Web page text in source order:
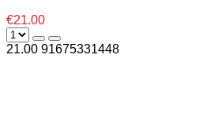
€21.00
21.00 91675331448